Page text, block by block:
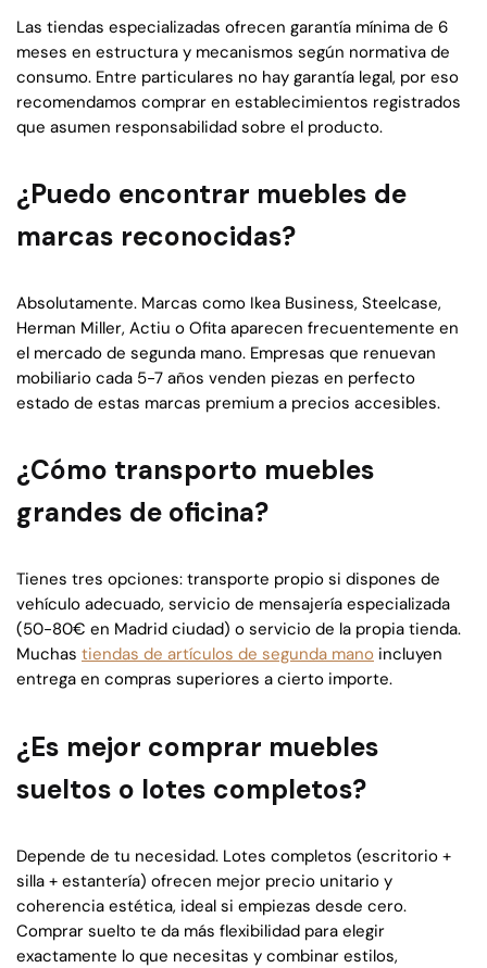
Las tiendas especializadas ofrecen garantía mínima de 6
meses en estructura y mecanismos según normativa de
consumo. Entre particulares no hay garantía legal, por eso
recomendamos comprar en establecimientos registrados
que asumen responsabilidad sobre el producto.
¿Puedo encontrar muebles de
marcas reconocidas?
Absolutamente. Marcas como Ikea Business, Steelcase,
Herman Miller, Actiu o Ofita aparecen frecuentemente en
el mercado de segunda mano. Empresas que renuevan
mobiliario cada 5-7 años venden piezas en perfecto
estado de estas marcas premium a precios accesibles.
¿Cómo transporto muebles
grandes de oficina?
Tienes tres opciones: transporte propio si dispones de
vehículo adecuado, servicio de mensajería especializada
(50-80€ en Madrid ciudad) o servicio de la propia tienda.
Muchas tiendas de artículos de segunda mano incluyen
entrega en compras superiores a cierto importe.
¿Es mejor comprar muebles
sueltos o lotes completos?
Depende de tu necesidad. Lotes completos (escritorio +
silla + estantería) ofrecen mejor precio unitario y
coherencia estética, ideal si empiezas desde cero.
Comprar suelto te da más flexibilidad para elegir
exactamente lo que necesitas y combinar estilos,